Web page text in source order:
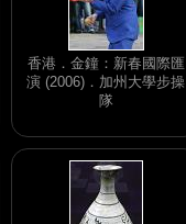
香港．金鐘：新春國際匯
演 (2006)．加州大學步操
隊